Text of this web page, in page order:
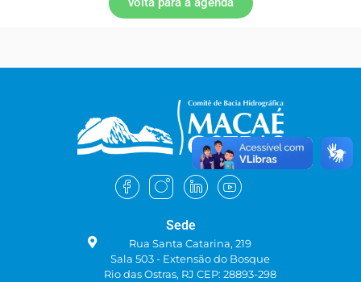
Sede
Rua Santa Catarina, 219
Sala 503 - Extensão do Bosque
Rio das Ostras, RJ CEP: 28893-298